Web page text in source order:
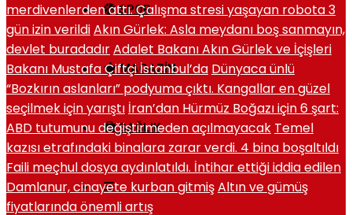
SPOR
MAGAZIN
SAĞLIK
merdivenlerden attı. Çalışma stresi yaşayan robota 3
gün izin verildiAkın Gürlek: Asla meydanı boş sanmayın,
devlet buradadırAdalet Bakanı Akın Gürlek ve İçişleri
Bakanı Mustafa Çiftçi İstanbul’da Dünyaca ünlü
“Bozkırın aslanları” podyuma çıktı. Kangallar en güzel
seçilmek için yarıştı İran’dan Hürmüz Boğazı için 6 şart:
ABD tutumunu değiştirmeden açılmayacak Temel
kazısı etrafındaki binalara zarar verdi. 4 bina boşaltıldı
Faili meçhul dosya aydınlatıldı. İntihar ettiği iddia edilen
Damlanur, cinayete kurban gitmişAltın ve gümüş
fiyatlarında önemli artış